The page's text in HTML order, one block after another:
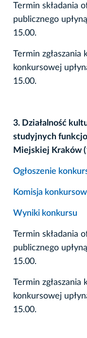
Termin składania
publicznego
15.00.
Termin zgłaszania
konkursowej
15.00.
3. Działalność
studyjnych
Miejskiej Kraków
Ogłoszenie
Komisja
Wyniki konkursu
Termin składania
publicznego
15.00.
Termin zgłaszania
konkursowej
15.00.